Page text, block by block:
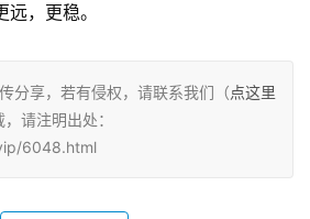
，更稳。
分享，若有侵权，请联系我们（点这里
请注明出处：
6048.html